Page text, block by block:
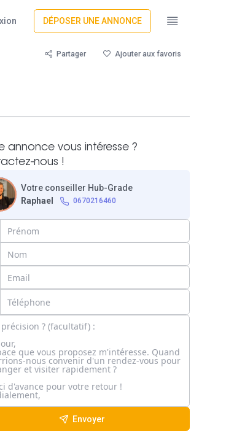
DÉPOSER UNE ANNONCE
Partager Ajouter aux favoris
annonce vous intéresse ?
nous !
Votre conseiller Hub-Grade
Raphael
0670216460
Envoyer